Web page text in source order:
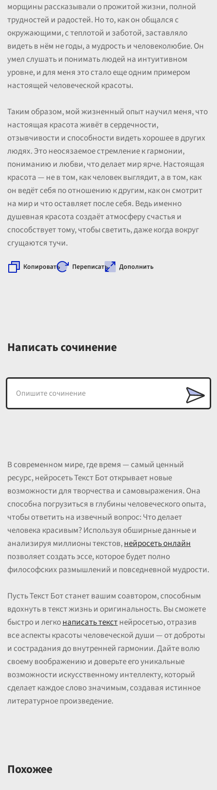
морщины рассказывали о прожитой жизни, полной
трудностей и радостей. Но то, как он общался с
окружающими, с теплотой и заботой, заставляло
видеть в нём не годы, а мудрость и человеколюбие. Он
умел слушать и понимать людей на интуитивном
уровне, и для меня это стало еще одним примером
настоящей человеческой красоты.
Таким образом, мой жизненный опыт научил меня, что
настоящая красота живёт в сердечности,
отзывчивости и способности видеть хорошее в других
людях. Это неосязаемое стремление к гармонии,
пониманию и любви, что делает мир ярче. Настоящая
красота — не в том, как человек выглядит, а в том, как
он ведёт себя по отношению к другим, как он смотрит
на мир и что оставляет после себя. Ведь именно
душевная красота создаёт атмосферу счастья и
способствует тому, чтобы светить, даже когда вокруг
сгущаются тучи.
Копировать Переписать Дополнить
Написать сочинение
В современном мире, где время — самый ценный
ресурс, нейросеть Текст Бот открывает новые
возможности для творчества и самовыражения. Она
способна погрузиться в глубины человеческого опыта,
чтобы ответить на извечный вопрос: Что делает
человека красивым? Используя обширные данные и
анализируя миллионы текстов,нейросеть онлайн
позволяет создать эссе, которое будет полно
философских размышлений и повседневной мудрости.
Пусть Текст Бот станет вашим соавтором, способным
вдохнуть в текст жизнь и оригинальность. Вы сможете
быстро и легконаписать текстнейросетью, отразив
все аспекты красоты человеческой души — от доброты
и сострадания до внутренней гармонии. Дайте волю
своему воображению и доверьте его уникальные
возможности искусственному интеллекту, который
сделает каждое слово значимым, создавая истинное
литературное произведение.
Похожее